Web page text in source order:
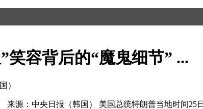
容背后的“魔鬼细节” ...
）
源：中央日报（韩国） 美国总统特朗普当地时间25